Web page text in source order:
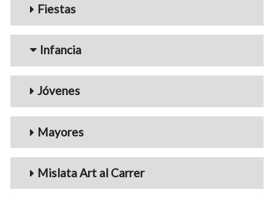
Fiestas
Infancia
Jóvenes
Mayores
Mislata Art al Carrer